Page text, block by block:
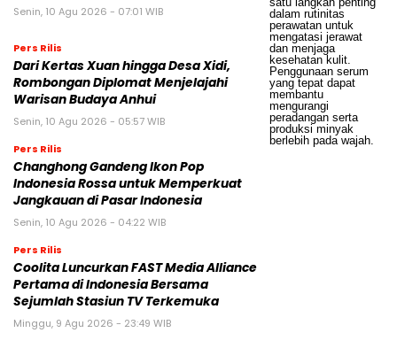
Senin, 10 Agu 2026 - 07:01 WIB
Pers Rilis
Dari Kertas Xuan hingga Desa Xidi,
Rombongan Diplomat Menjelajahi
Warisan Budaya Anhui
Senin, 10 Agu 2026 - 05:57 WIB
Pers Rilis
Changhong Gandeng Ikon Pop
Indonesia Rossa untuk Memperkuat
Jangkauan di Pasar Indonesia
Senin, 10 Agu 2026 - 04:22 WIB
Pers Rilis
Coolita Luncurkan FAST Media Alliance
Pertama di Indonesia Bersama
Sejumlah Stasiun TV Terkemuka
Minggu, 9 Agu 2026 - 23:49 WIB